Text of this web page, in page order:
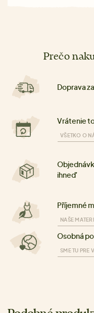
Prečo
Doprava
Vrátenie
VŠETKO O
ihneď
Příjemné
NAŠE
Osobná
SME TU PRE